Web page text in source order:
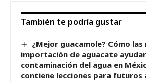
También te podría gustar
¿Mejor guacamole? Cómo
importación de aguacate
contaminación del agua en
contiene lecciones para futuros